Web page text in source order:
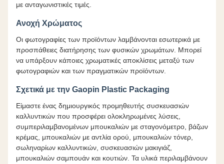
με ανταγωνιστικές τιμές.
Ανοχή Χρώματος
Οι φωτογραφίες των προϊόντων λαμβάνονται εσωτερικά με
προσπάθειες διατήρησης των φυσικών χρωμάτων. Μπορεί
να υπάρξουν κάποιες χρωματικές αποκλίσεις μεταξύ των
φωτογραφιών και των πραγματικών προϊόντων.
Σχετικά με την Gaopin Plastic Packaging
Είμαστε ένας δημιουργικός προμηθευτής συσκευασιών
καλλυντικών που προσφέρει ολοκληρωμένες λύσεις,
συμπεριλαμβανομένων μπουκαλιών με σταγονόμετρο, βάζων
κρέμας, μπουκαλιών με αντλία ορού, μπουκαλιών τόνερ,
σωληναρίων καλλυντικών, συσκευασιών μακιγιάζ,
μπουκαλιών σαμπουάν και κουτιών. Τα υλικά περιλαμβάνουν